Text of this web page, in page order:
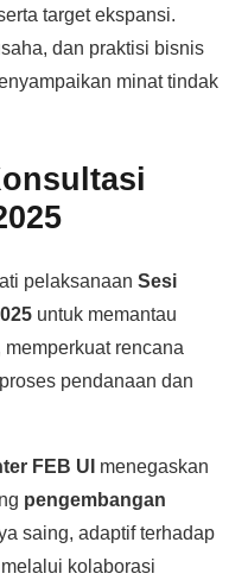
target ekspansi.
dan praktisi bisnis
minat tindak
pelaksanaan Sesi
untuk memantau
rencana
pendanaan dan
FEB UI menegaskan
pengembangan
saing, adaptif terhadap
kolaborasi